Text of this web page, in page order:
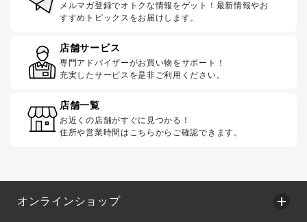
メルマガ登録でオトクな情報をゲット！最新情報やお
すすめトピックスをお届けします。
店舗サービス
専門アドバイザーがお買い物をサポート！
充実したサービスを是非ご利用ください。
店舗一覧
お近くの店舗がすぐに見つかる！
住所や営業時間はこちらからご確認できます。
オンラインショップ